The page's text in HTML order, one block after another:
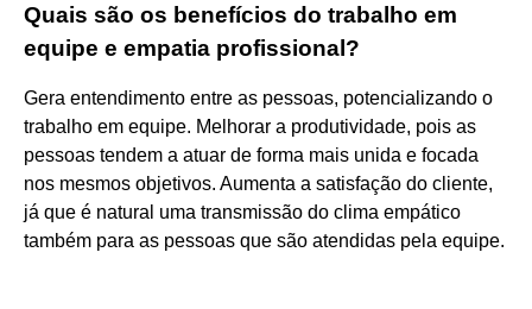
Quais são os benefícios do trabalho em
equipe e empatia profissional?
Gera entendimento entre as pessoas, potencializando o
trabalho em equipe. Melhorar a produtividade, pois as
pessoas tendem a atuar de forma mais unida e focada
nos mesmos objetivos. Aumenta a satisfação do cliente,
já que é natural uma transmissão do clima empático
também para as pessoas que são atendidas pela equipe.